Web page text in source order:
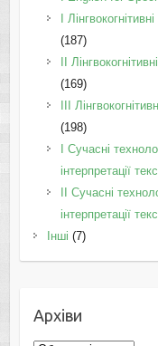
I
(187)
IІ
(169)
IІI
(198)
I Cучасні
інтерпретації
II Cучасні
інтерпретації
Інші (7)
Архіви